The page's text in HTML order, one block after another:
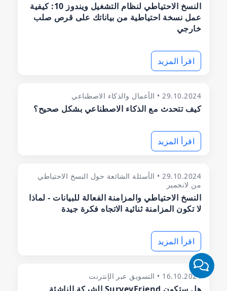
النسخ الاحتياطي لنظام التشغيل ويندوز 10: كيفية
عمل نسخة احتياطية من بياناتك على قرص صلب
خارجي
اقرأ المزيد
29.10.2024 • الأعمال والذكاء الاصطناعي
كيف تتحدث مع الذكاء الاصطناعي بشكل صحيح؟
اقرأ المزيد
29.10.2024 • الأسئلة الشائعة حول النسخ الاحتياطي
من لانجمير
النسخ الاحتياطي والمزامنة الفعالة للبيانات - لماذا
لا تكون المزامنة ثنائية الاتجاه فكرة جيدة
اقرأ المزيد
16.10.2024 • التسويق عبر الإنترنت